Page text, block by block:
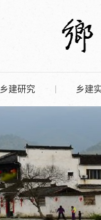
乡建研究 乡建